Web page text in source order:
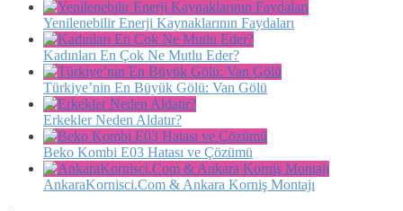
Yenilenebilir Enerji Kaynaklarının Faydaları
Kadınları En Çok Ne Mutlu Eder?
Türkiye’nin En Büyük Gölü: Van Gölü
Erkekler Neden Aldatır?
Beko Kombi E03 Hatası ve Çözümü
AnkaraKornisci.Com & Ankara Korniş Montajı